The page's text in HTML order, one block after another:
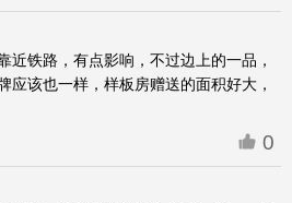
近铁路，有点影响，不过边上的一品，
应该也一样，样板房赠送的面积好大，
0